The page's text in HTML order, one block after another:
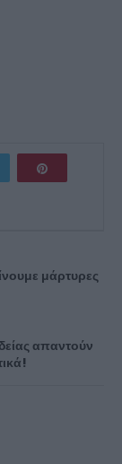
μάρτυρες
απαντούν